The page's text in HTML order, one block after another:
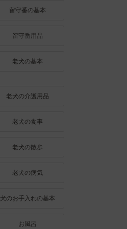
留守番の基本
留守番用品
老犬の基本
老犬の介護用品
老犬の食事
老犬の散歩
老犬の病気
犬のお手入れの基本
お風呂